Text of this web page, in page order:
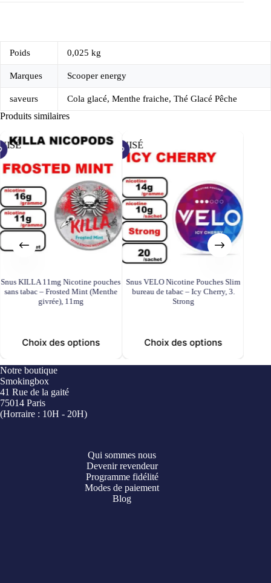
Poids 0,025 kg
Marques Scooper energy
saveurs Cola glacé, Menthe fraiche, Thé Glacé Pêche
Produits similaires
Snus KILLA 11mg Nicotine pouches
sans tabac – Frosted Mint (Menthe
givrée), 11mg
ÉPUISÉ
Snus VELO Nicotine Pouches Slim
bureau de tabac – Icy Cherry, 3.
Strong
Notre boutique
Smokingbox
41 Rue de la gaité
75014 Paris
(Horraire : 10H - 20H)
Qui sommes nous
Devenir revendeur
Programme fidélité
Modes de paiement
Blog